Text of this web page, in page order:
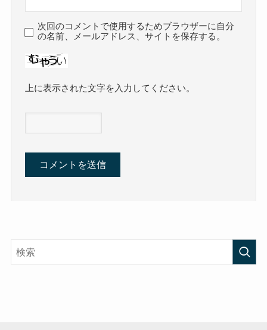
次回のコメントで使用するためブラウザーに自分
の名前、メールアドレス、サイトを保存する。
上に表示された文字を入力してください。